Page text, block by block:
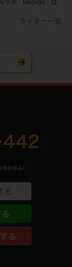
ライター一覧
年始休み)
る